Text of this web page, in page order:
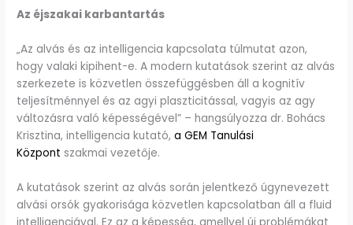
Az éjszakai karbantartás
„Az alvás és az intelligencia kapcsolata túlmutat azon,
hogy valaki kipihent-e. A modern kutatások szerint az alvás
szerkezete is közvetlen összefüggésben áll a kognitív
teljesítménnyel és az agyi plaszticitással, vagyis az agy
változásra való képességével” – hangsúlyozza dr. Bohács
Krisztina, intelligencia kutató,a GEM Tanulási
Központ szakmai vezetője.
A kutatások szerint az alvás során jelentkező úgynevezett
alvási orsók gyakorisága közvetlen kapcsolatban áll a fluid
intelligenciával. Ez az a képesség, amellyel új problémákat